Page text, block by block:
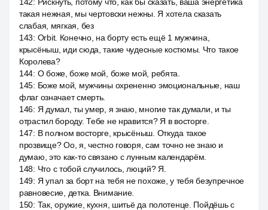
такая нежная, мы чертовски нежны. Я хотела сказать
слабая, мягкая, без
143: Orbit. Конечно, на борту есть ещё 1 мужчина,
крысёныш, иди сюда, такие чудесные костюмы. Что такое
Королева?
144: О боже, боже мой, боже мой, ребята.
145: Боже мой, мужчины охрененно эмоциональные, наш
флаг означает смерть.
146: Я думал, ты умер, я знаю, многие так думали, и ты
отрастил бороду. Тебе не нравится? Я в восторге.
147: В полном восторге, крысёныш. Откуда такое
прозвище? Оо, я, честно говоря, сам точно не знаю и
думаю, это как-то связано с лунным календарём.
148: Что с тобой случилось, люций? Я.
149: Я упал за борт на тебя не похоже, у тебя безупречное
равновесие, детка. Внимание.
150: Так, оружие, кухня, шитьё да полотенце. Пойдёшь с